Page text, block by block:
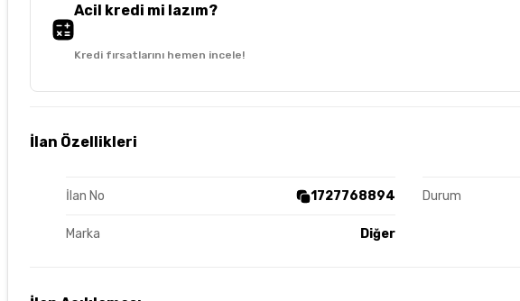
Acil kredi mi lazım?
Kredi fırsatlarını hemen incele!
İlan Özellikleri
İlan No 1727768894 Durum
Marka Diğer